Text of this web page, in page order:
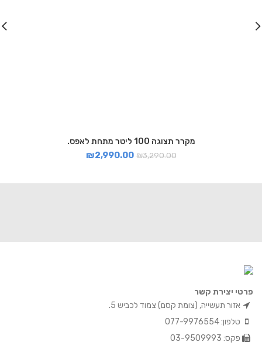
מקרר תצוגה 100 ליטר מתחת לאפס.
₪3,290.00
₪2,990.00
פרטי יצירת קשר
אזור תעשייה, (צומת קסם) צמוד לכביש 5.
טלפון: 077-9976554
פקס: 03-9509993